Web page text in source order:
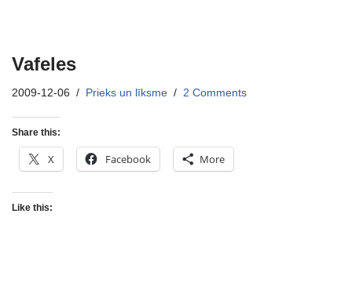
Vafeles
2009-12-06 Prieks un līksme 2 Comments
Share this:
X Facebook More
Like this: